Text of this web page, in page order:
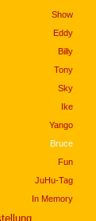
Show
Eddy
Billy
Tony
Sky
Ike
Yango
Bruce
Fun
JuHu-Tag
In Memory